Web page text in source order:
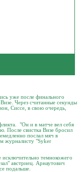
уже после финального
Через считанные секунды
Сиссе, в свою очередь,
"Он и в матче вел себя
После свистка Визе бросил
послал мяч в
журналисту "Syker
исключительно темнокожего
австриец. Арнаутович
подальше.